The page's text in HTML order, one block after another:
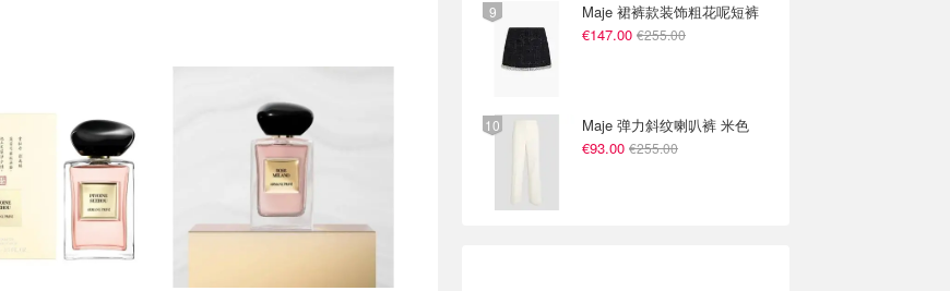
Maje 裙裤款装饰粗花呢短裤
€147.00 €255.00
Maje 弹力斜纹喇叭裤 米色
€93.00 €255.00